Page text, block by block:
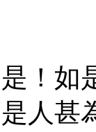
！如
人甚